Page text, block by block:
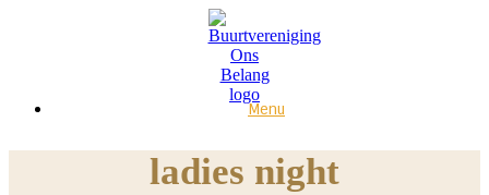
Menu
ladies night